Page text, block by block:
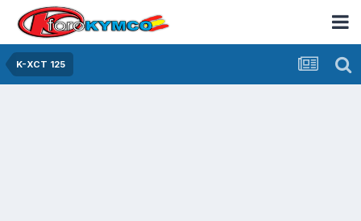
K-XCT 125